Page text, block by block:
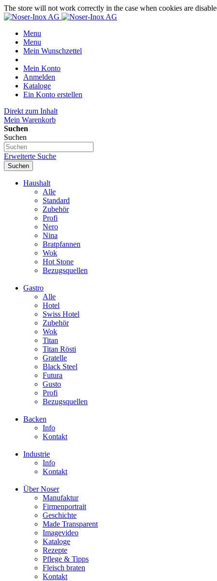
The store will not work correctly in the case when cookies are
Menu
Menu
Mein Wunschzettel
Mein Konto
Anmelden
Kataloge
Ein Konto erstellen
Direkt zum Inhalt
Mein Warenkorb
Suchen
Suchen
Erweiterte Suche
Suchen
Haushalt
Alle
Standard
Zubehör
Profi
Nero
Nina
Bratpfannen
Wok
Hot Stone
Bezugsquellen
Gastro
Alle
Hotel
Swiss Hotel
Zubehör
Wok
Titan
Titan Rösti
Gratelle
Black Steel
Futura
Gusto
Profi
Bezugsquellen
Backen
Info
Kontakt
Industrie
Info
Kontakt
Über Noser
Manufaktur
Firmenportrait
Geschichte
Made Transparent
Imagevideo
Kataloge
Rezepte
Pflege & Tipps
Fleisch braten
Kontakt